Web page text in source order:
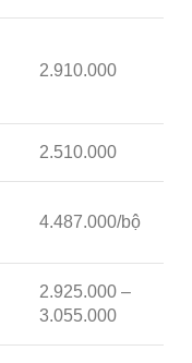
2.910.000
2.510.000
4.487.000/bộ
2.925.000 –
3.055.000